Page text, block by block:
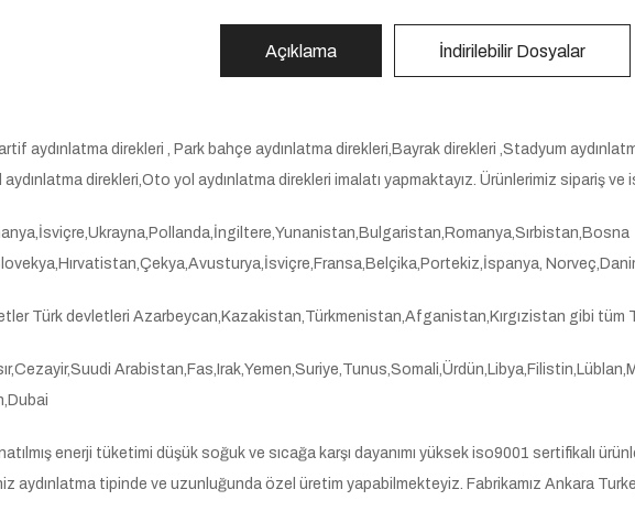
Açıklama İndirilebilir Dosyalar
aydınlatma direkleri , Park bahçe aydınlatma direkleri,Bayrak direkleri ,Stadyum
direkleri,Oto yol aydınlatma direkleri imalatı yapmaktayız. Ürünlerimiz sipariş
Türk devletleri Azarbeycan,Kazakistan,Türkmenistan,Afganistan,Kırgızistan gibi tüm
enerji tüketimi düşük soğuk ve sıcağa karşı dayanımı yüksek iso9001 sertifikalı
aydınlatma tipinde ve uzunluğunda özel üretim yapabilmekteyiz. Fabrikamız Ankara